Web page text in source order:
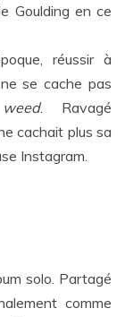
Goulding en ce
réussir à
se cache pas
weed. Ravagé
cachait plus sa
Instagram.
solo. Partagé
comme